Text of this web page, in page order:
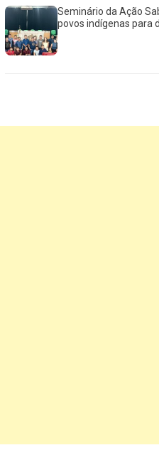
Seminário da Ação
povos indígenas para